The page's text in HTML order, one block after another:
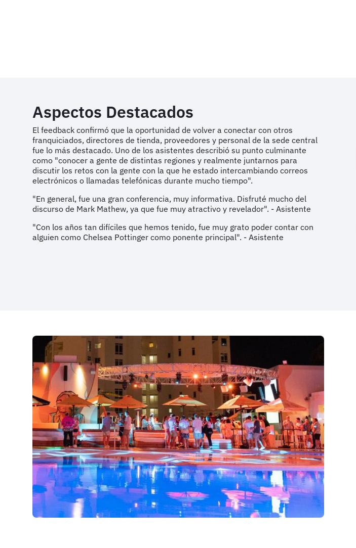
Aspectos Destacados
El feedback confirmó que la oportunidad de volver a conectar con otros
franquiciados, directores de tienda, proveedores y personal de la sede central
fue lo más destacado. Uno de los asistentes describió su punto culminante
como "conocer a gente de distintas regiones y realmente juntarnos para
discutir los retos con la gente con la que he estado intercambiando correos
electrónicos o llamadas telefónicas durante mucho tiempo".
"En general, fue una gran conferencia, muy informativa. Disfruté mucho del
discurso de Mark Mathew, ya que fue muy atractivo y revelador". - Asistente
"Con los años tan difíciles que hemos tenido, fue muy grato poder contar con
alguien como Chelsea Pottinger como ponente principal". - Asistente